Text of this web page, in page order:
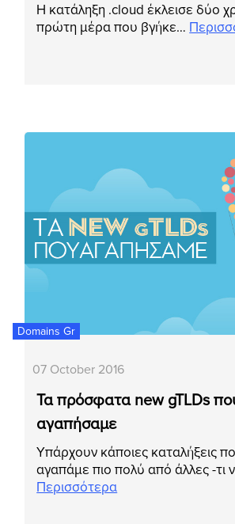
Η κατάληξη .cloud έκλεισε δύο
πρώτη μέρα που βγήκε…
Domains Gr
07 October 2016
Τα πρόσφατα new gTLDs
αγαπήσαμε
Υπάρχουν κάποιες καταλήξεις
αγαπάμε πιο πολύ από άλλες -τι
Περισσότερα